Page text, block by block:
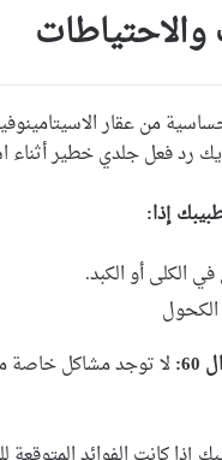
من عقار
رد فعل جلدي خطير أثناء
إذا:
الكلى أو الكبد.
لا توجد مشاكل خاصة